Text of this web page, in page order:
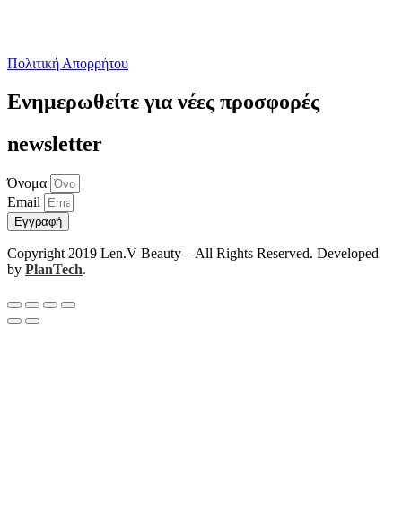
Πολιτική Απορρήτου
Ενημερωθείτε για νέες προσφορές
newsletter
Όνομα
Email
Εγγραφή
Copyright 2019 Len.V Beauty – All Rights Reserved. Developed
by PlanTech.